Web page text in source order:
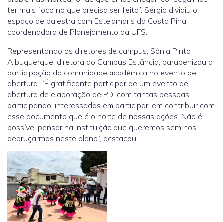
ter mais foco no que precisa ser feito”. Sérgio dividiu o
espaço de palestra com Estelamaris da Costa Pina,
coordenadora de Planejamento da UFS.
Representando os diretores de campus, Sônia Pinto
Albuquerque, diretora do Campus Estância, parabenizou a
participação da comunidade acadêmica no evento de
abertura. “É gratificante participar de um evento de
abertura de elaboração de PDI com tantas pessoas
participando, interessadas em participar, em contribuir com
esse documento que é o norte de nossas ações. Não é
possível pensar na instituição que queremos sem nos
debruçarmos neste plano”, destacou.